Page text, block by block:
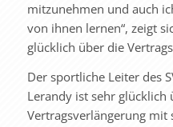
mitzunehmen und auch
von ihnen lernen“, zeigt
glücklich über die
Der sportliche Leiter des
Lerandy ist sehr glücklich
Vertragsverlängerung mit